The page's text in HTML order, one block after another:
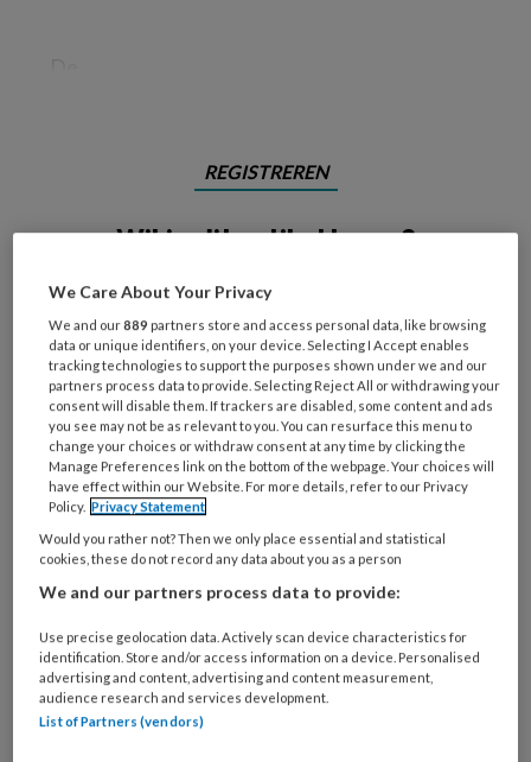
REGISTREREN
Wil je dit artikel lezen?
Maak gratis een account aan en lees 2
artikelen gratis per maand
Al een account of abonnement?Log dan in
Wat
is
je
e-
mailadres?
Kies
je
wachtwoord* *
Kies
je
functie *
Bij
We Care About Your Privacy
We and our889 partners store and access personal data, like browsing
data or unique identifiers, on your device. Selecting I Accept enables
tracking technologies to support the purposes shown under we and our
partners process data to provide. Selecting Reject All or withdrawing your
consent will disable them. If trackers are disabled, some content and ads
you see may not be as relevant to you. You can resurface this menu to
change your choices or withdraw consent at any time by clicking the
Manage Preferences link on the bottom of the webpage. Your choices will
have effect within our Website. For more details, refer to our Privacy
Policy. Privacy Statement
Would you rather not? Then we only place essential and statistical
cookies, these do not record any data about you as a person
We and our partners process data to provide:
Use precise geolocation data. Actively scan device characteristics for
identification. Store and/or access information on a device. Personalised
advertising and content, advertising and content measurement,
audience research and services development.
List of Partners (vendors)